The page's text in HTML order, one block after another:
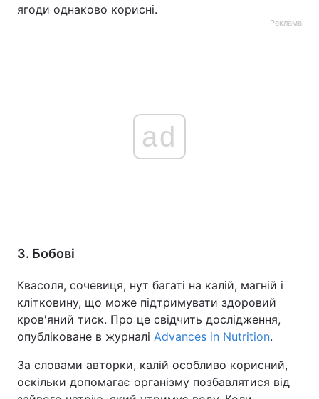
ягоди однаково корисні.
Реклама
ad
3. Бобові
Квасоля, сочевиця, нут багаті на калій, магній і
клітковину, що може підтримувати здоровий
кров'яний тиск. Про це свідчить дослідження,
опубліковане в журналі Advances in Nutrition.
За словами авторки, калій особливо корисний,
оскільки допомагає організму позбавлятися від